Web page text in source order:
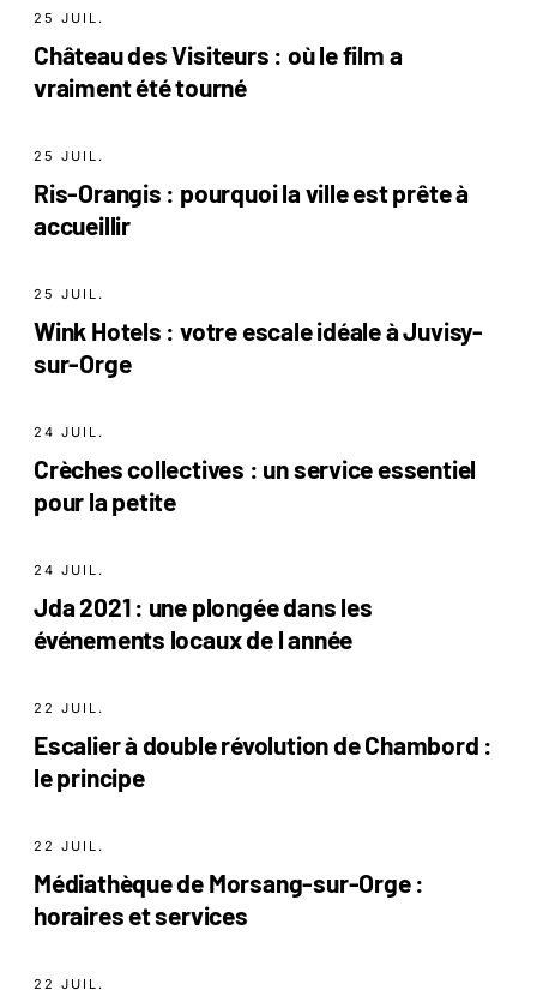
25 JUIL.
Château des Visiteurs : où le film a
vraiment été tourné
25 JUIL.
Ris-Orangis : pourquoi la ville est prête à
accueillir
25 JUIL.
Wink Hotels : votre escale idéale à Juvisy-
sur-Orge
24 JUIL.
Crèches collectives : un service essentiel
pour la petite
24 JUIL.
Jda 2021 : une plongée dans les
événements locaux de l année
22 JUIL.
Escalier à double révolution de Chambord :
le principe
22 JUIL.
Médiathèque de Morsang-sur-Orge :
horaires et services
22 JUIL.